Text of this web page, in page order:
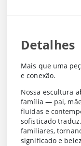
Detalhes
Mais que uma
e conexão.
Nossa escultura
família — pai,
fluidas e
sofisticado
familiares,
significado e